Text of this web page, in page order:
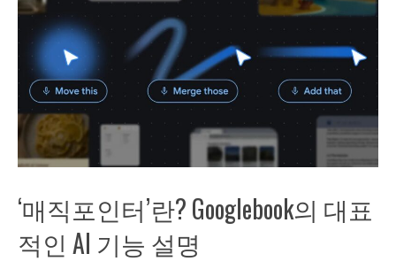
‘매직포인터’란? Googlebook의 대표
적인 AI 기능 설명